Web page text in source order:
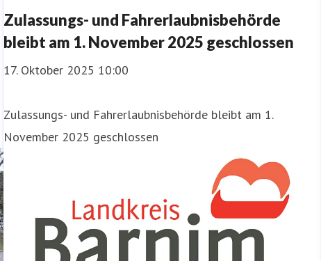
Zulassungs- und Fahrerlaubnisbehörde
bleibt am 1. November 2025 geschlossen
17. Oktober 2025 10:00
Zulassungs- und Fahrerlaubnisbehörde bleibt am 1.
November 2025 geschlossen